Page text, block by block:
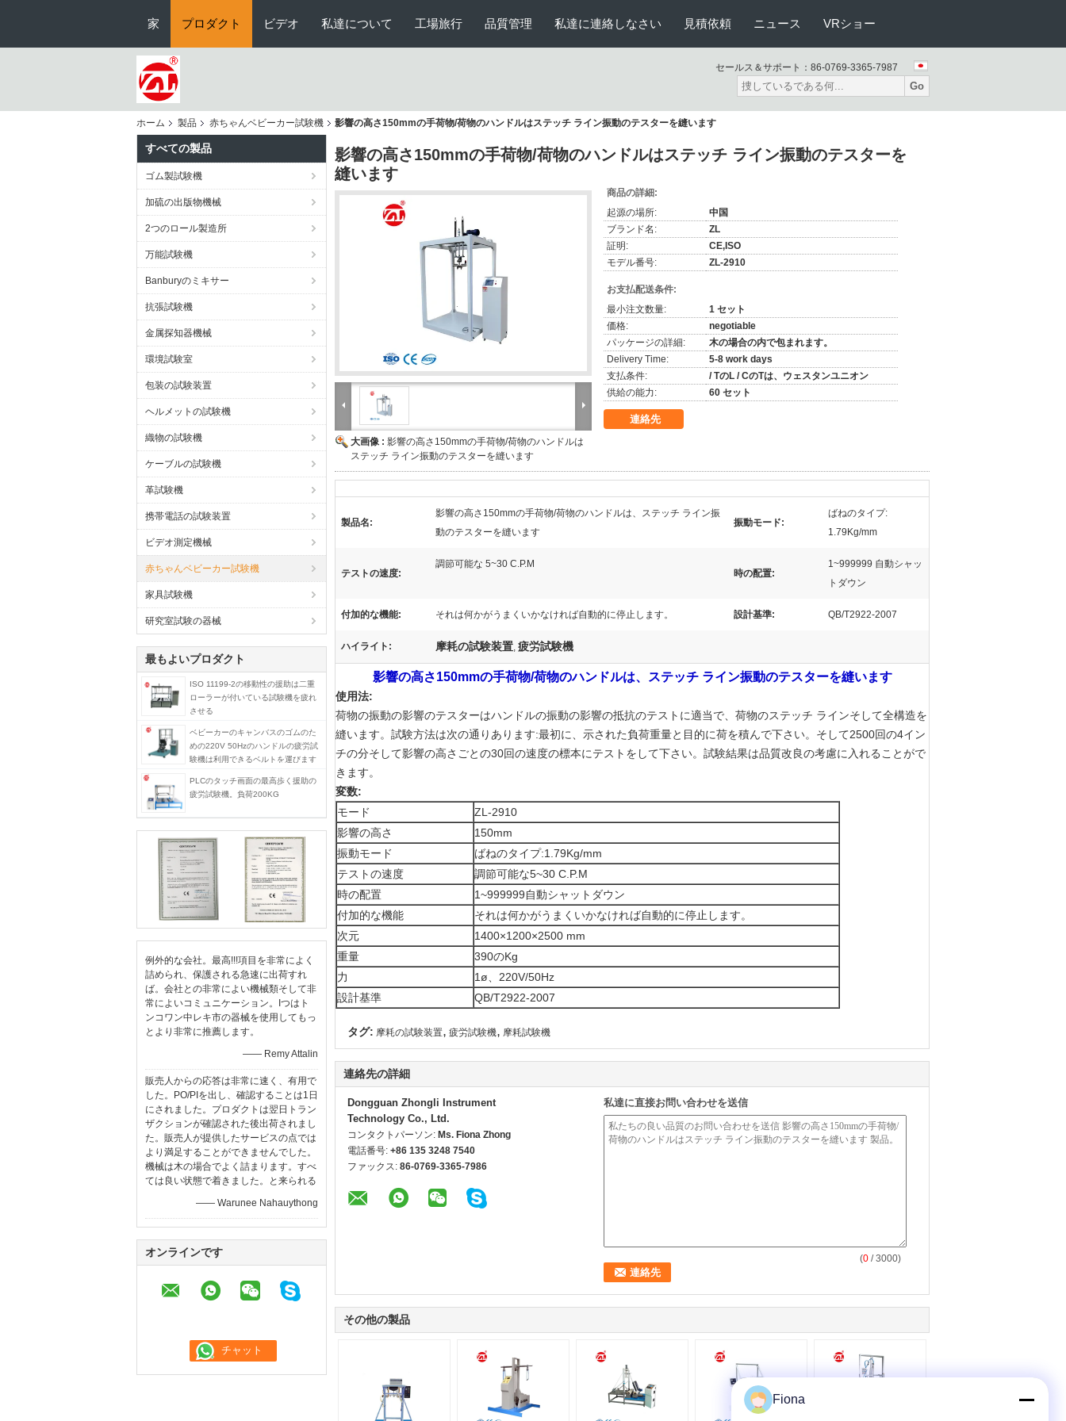
家 プロダクト ビデオ 私達について 工場旅行 品質管理 私達に連絡しなさい 見積依頼 ニュース VRショー
セールス＆サポート： 86-0769-3365-7987
Go
ホーム 製品 赤ちゃんベビーカー試験機 影響の高さ150mmの手荷物/荷物のハンドルはステッチ ライン振動のテスターを縫います
すべての製品
ゴム製試験機
加硫の出版物機械
2つのロール製造所
万能試験機
Banburyのミキサー
抗張試験機
金属探知器機械
環境試験室
包装の試験装置
ヘルメットの試験機
織物の試験機
ケーブルの試験機
革試験機
携帯電話の試験装置
ビデオ測定機械
赤ちゃんベビーカー試験機
家具試験機
研究室試験の器械
最もよいプロダクト
ISO 11199-2の移動性の援助は二重
ローラーが付いている試験機を疲れ
させる
ベビーカーのキャンバスのゴムのた
めの220V 50Hzのハンドルの疲労試
験機は利用できるベルトを運びます
PLCのタッチ画面の最高歩く援助の
疲労試験機。負荷200KG
例外的な会社。最高!!!項目を非常によく
詰められ、保護される急速に出荷すれ
ば。会社との非常によい機械類そして非
常によいコミュニケーション。Iつはト
ンコワン中レキ市の器械を使用してもっ
とより非常に推薦します。
—— Remy Attalin
販売人からの応答は非常に速く、有用で
した。PO/PIを出し、確認することは1日
にされました。プロダクトは翌日トラン
ザクションが確認された後出荷されまし
た。販売人が提供したサービスの点では
より満足することができませんでした。
機械は木の場合でよく詰まります。すべ
ては良い状態で着きました。と来られる
—— Warunee Nahauythong
オンラインです
影響の高さ150mmの手荷物/荷物のハンドルはステッチ ライン振動のテスターを
縫います
大画像 : 影響の高さ150mmの手荷物/荷物のハンドルは
ステッチ ライン振動のテスターを縫います
商品の詳細:
起源の場所:
中国
ブランド名:
ZL
証明:
CE,ISO
モデル番号:
ZL-2910
お支払配送条件:
最小注文数量:
1 セット
価格:
negotiable
パッケージの詳細:
木の場合の内で包まれます。
Delivery Time:
5-8 work days
支払条件:
/ TのL / CのTは、ウェスタンユニオン
供給の能力:
60 セット
連絡先
製品名:
影響の高さ150mmの手荷物/荷物のハンドルは、ステッチ ライン振
動のテスターを縫います
振動モード:
ばねのタイプ:
1.79Kg/mm
テストの速度:
調節可能な 5~30 C.P.M
時の配置:
1~999999 自動シャッ
トダウン
付加的な機能: それは何かがうまくいかなければ自動的に停止します。 設計基準: QB/T2922-2007
ハイライト: 摩耗の試験装置, 疲労試験機
影響の高さ150mmの手荷物/荷物のハンドルは、ステッチ ライン振動のテスターを縫います
使用法:
荷物の振動の影響のテスターはハンドルの振動の影響の抵抗のテストに適当で、荷物のステッチ ラインそして全構造を
縫います。試験方法は次の通りあります:最初に、示された負荷重量と目的に荷を積んで下さい。そして2500回の4イン
チの分そして影響の高さごとの30回の速度の標本にテストをして下さい。試験結果は品質改良の考慮に入れることがで
きます。
変数:
モード
ZL-2910
影響の高さ
150mm
振動モード
ばねのタイプ:1.79Kg/mm
テストの速度
調節可能な5~30 C.P.M
時の配置
1~999999自動シャットダウン
付加的な機能
それは何かがうまくいかなければ自動的に停止します。
次元
1400×1200×2500 mm
重量
390のKg
力
1ø、220V/50Hz
設計基準
QB/T2922-2007
タグ: 摩耗の試験装置, 疲労試験機, 摩耗試験機
連絡先の詳細
Dongguan Zhongli Instrument
Technology Co., Ltd.
コンタクトパーソン: Ms. Fiona Zhong
電話番号: +86 135 3248 7540
ファックス: 86-0769-3365-7986
私達に直接お問い合わせを送信
(0 / 3000)
その他の製品
Fiona